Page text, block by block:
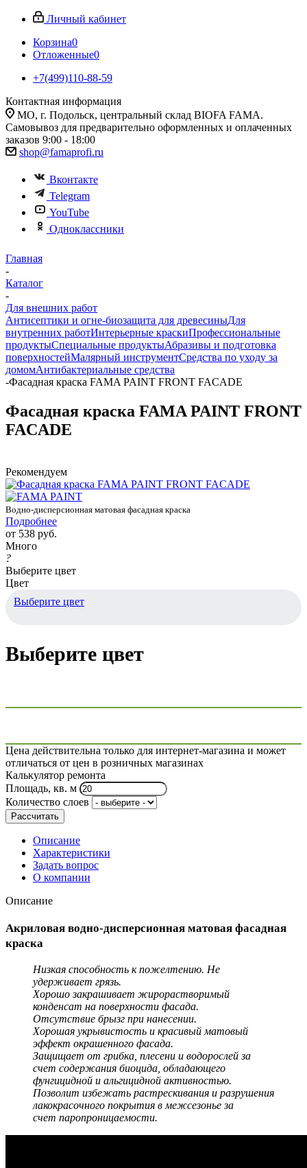
Личный кабинет
Корзина0
Отложенные0
+7(499)110-88-59
Контактная информация
МО, г. Подольск, центральный склад BIOFA FAMA.
Самовывоз для предварительно оформленных и оплаченных
заказов 9:00 - 18:00
shop@famaprofi.ru
Вконтакте
Telegram
YouTube
Одноклассники
Главная
-
Каталог
-
Для внешних работ
Антисептики и огне-биозащита для древесиныДля
внутренних работИнтерьерные краскиПрофессиональные
продуктыСпециальные продуктыАбразивы и подготовка
поверхностейМалярный инструментСредства по уходу за
домомАнтибактериальные средства
-Фасадная краска FAMA PAINT FRONT FACADE
Фасадная краска FAMA PAINT FRONT
FACADE
Рекомендуем
Водно-дисперсионная матовая фасадная краска
Подробнее
от 538 руб.
Много
?
Выберите цвет
Цвет
Выберите цвет
Выберите цвет
Цена действительна только для интернет-магазина и может
отличаться от цен в розничных магазинах
Калькулятор ремонта
Площадь, кв. м
Количество слоев
Рассчитать
Описание
Характеристики
Задать вопрос
О компании
Описание
Акриловая водно-дисперсионная матовая фасадная
краска
Низкая способность к пожелтению. Не
удерживает грязь.
Хорошо закрашивает жирорастворимый
конденсат на поверхности фасада.
Отсутствие брызг при нанесении.
Хорошая укрывистость и красивый матовый
эффект окрашенного фасада.
Защищает от грибка, плесени и водорослей за
счет содержания биоцида, обладающего
фунгицидной и альгицидной активностью.
Позволит избежать растрескивания и разрушения
лакокрасочного покрытия в межсезонье за
счет паропроницаемости.